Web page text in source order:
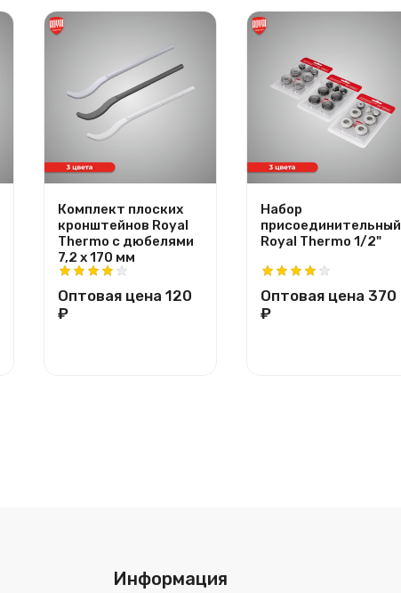
Комплект плоских
кронштейнов Royal
Thermo с дюбелями
7,2 х 170 мм
Оптовая цена 120
₽
Набор
присоединительный
Royal Thermo 1/2"
Оптовая цена 370
₽
Информация